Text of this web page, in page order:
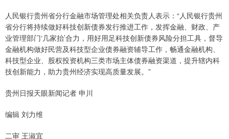
人民银行贵州省分行金融市场管理处相关负责人表示：“人民银行贵州
省分行将持续做好科技创新债券发行推进工作，发挥金融、财政、产
业管理部门‘几家抬’合力，用好用足科技创新债券风险分担工具，督导
金融机构做好民营及科技型企业债券融资辅导工作，畅通金融机构、
科技型企业、股权投资机构三类市场主体债券融资渠道，提升辖内科
技创新能力，助力贵州经济实现高质量发展。”
贵州日报天眼新闻记者 申川
编辑 刘力维
二审 王淑宜